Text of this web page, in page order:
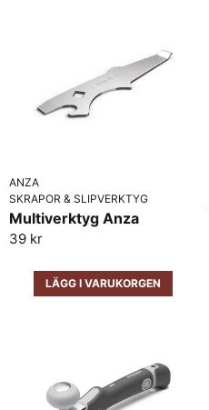
ANZA
SKRAPOR & SLIPVERKTYG
Multiverktyg Anza
39 kr
LÄGG I VARUKORGEN